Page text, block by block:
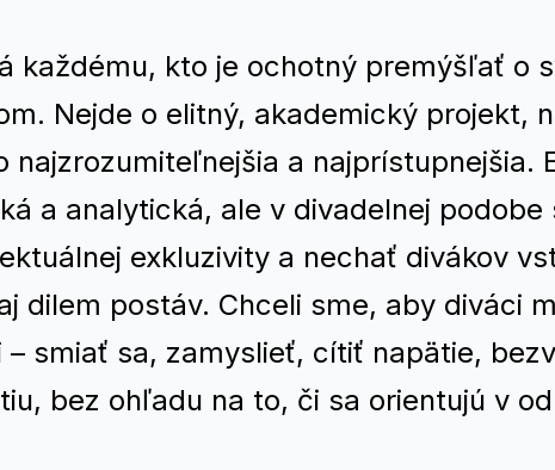
každému, kto je ochotný premýšľať o
Nejde o elitný, akademický projekt,
najzrozumiteľnejšia a najprístupnejšia.
a analytická, ale v divadelnej podobe
exkluzivity a nechať divákov
dilem postáv. Chceli sme, aby diváci
smiať sa, zamyslieť, cítiť napätie,
bez ohľadu na to, či sa orientujú v